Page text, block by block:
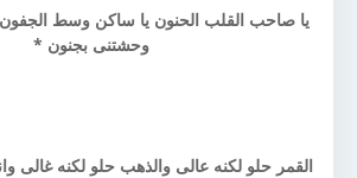
يا صاحب القلب الحنون يا ساكن وسط الجفون
وحشتنى بجنون *
القمر حلو لكنه عالى والذهب حلو لكنه غالى